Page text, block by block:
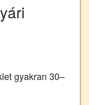
gyakran 30–